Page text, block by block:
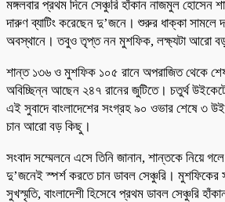
মঙ্গলবার প্রথম দিনে সেঞ্চুরি হাঁকান নাজমুল হোসেন
দারুণ ব্যাটিং করেছেন দু’জনে। শুরুর ধাক্কা সামলে
অবস্থানে। তবুও তৃপ্ত নন মুশফিক, লক্ষ্যটা আরো
শান্ত ১৩৬ ও মুশফিক ১০৫ রানে অপরাজিত থেকে
অবিচ্ছিন্ন আছেন ২৪৭ রানের জুটিতে। চতুর্থ উইকেটে
এই সুবাদে বাংলাদেশের সংগ্রহ ৯০ ওভার শেষে ৩
চান আরো বড় কিছু।
সংবাদ সম্মেলনে এসে তিনি জানান, শান্তকে নিয়ে
দু’জনেই স্পর্শ করতে চান ডাবল সেঞ্চুরি।
সুখস্মৃতি, বাংলাদেশী হিসেবে প্রথম ডাবল সেঞ্চুরি